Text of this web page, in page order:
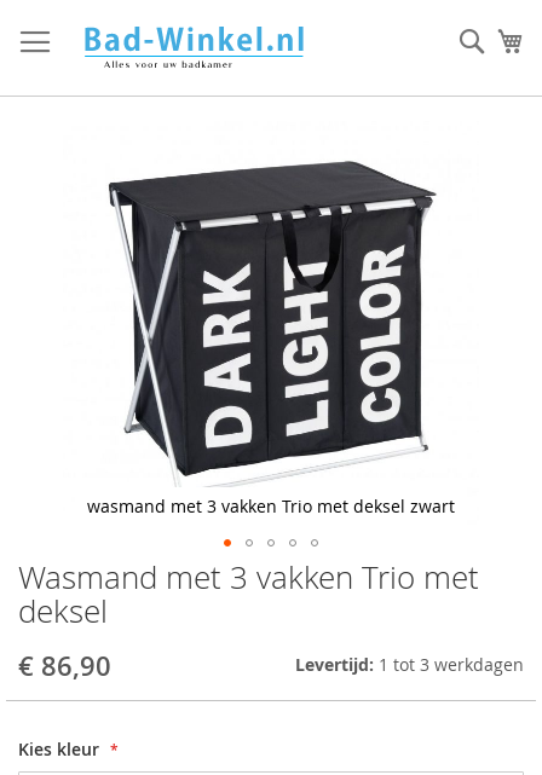
direct
door
Wasmand met 3 vakken Trio met
deksel
€ 86,90 Levertijd: 1 tot 3 werkdagen
Kies kleur
wasmand met 3 vakken Trio met deksel zwart
Skip
to
the
of
gallery